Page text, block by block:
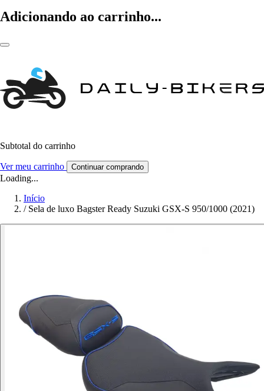
Adicionando ao carrinho...
Subtotal do carrinho
Ver meu carrinho Continuar comprando
Loading...
Início
/ Sela de luxo Bagster Ready Suzuki GSX-S 950/1000 (2021)